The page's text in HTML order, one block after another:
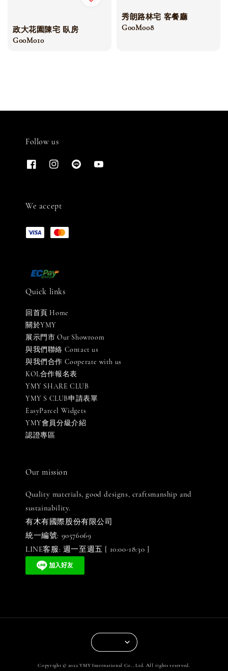
政大花園陳宅 臥房
G00M010
秀朗路林宅 客餐廳
G00M008
Follow us
We accept
Quick links
回首頁 Home
關於YMY
展示門市 Our Showroom
與我們聯絡 Contact us
與我們合作 Cooperate with us
KOL合作報名表
YMY SHARE CLUB
YMY S CLUB申請表單
EasyParcel Widgets
YMY會員分級介紹
認證專區
Our mission
Quality materials, good designs, craftsmanship and
sustainability.
有木有國際股份有限公司
統一編號: 90576069
LINE客服: 週一至週五 [ 10:00-18:30 ]
Copyright © 2022 YMY International Co., Ltd. All rights reserved.